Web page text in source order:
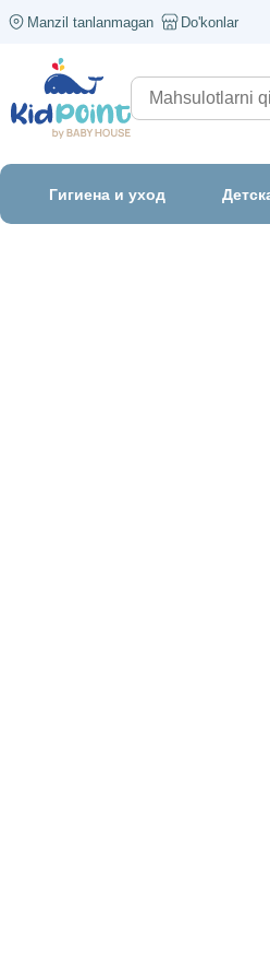
Manzil tanlanmagan Do'konlar
Гигиена и уход